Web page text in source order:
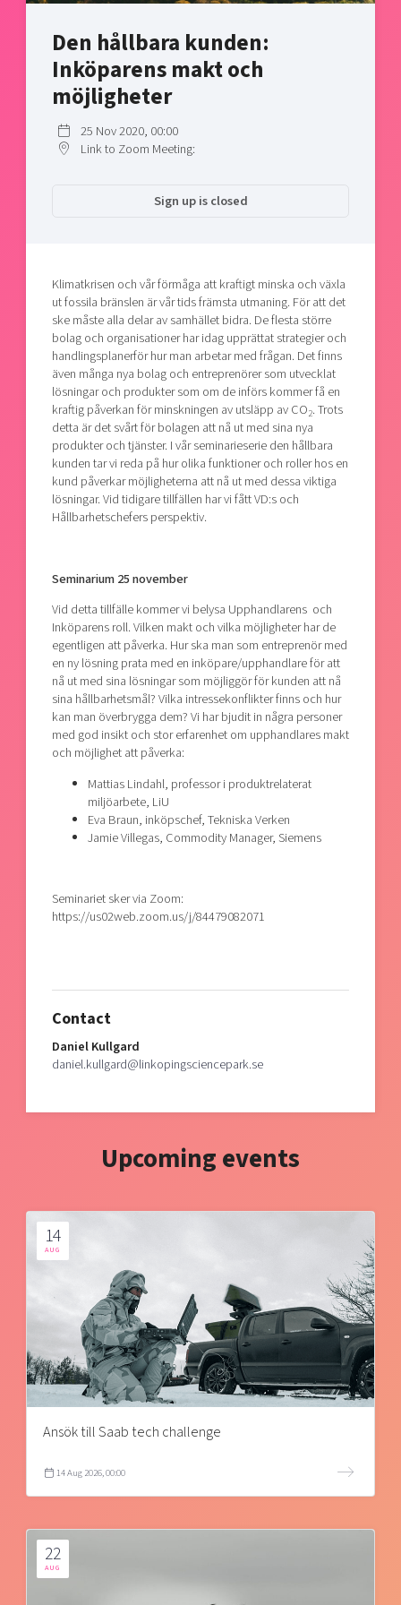
Bright East
East Sweden Tech Women
Reversed mentorship
Current offers and activities
Talent & skills
Startup & industry collaboration
Offers to boost your business
Projects
Publications
Project toolbox
Today's lunch in Mjärdevi
Den hållbara kunden:
Inköparens makt och
möjligheter
25 Nov 2020, 00:00
Link to Zoom Meeting:
Sign up is closed
Klimatkrisen och vår förmåga att kraftigt minska och växla
ut fossila bränslen är vår tids främsta utmaning. För att det
ske måste alla delar av samhället bidra. De flesta större
bolag och organisationer har idag upprättat strategier och
handlingsplanerför hur man arbetar med frågan. Det finns
även många nya bolag och entreprenörer som utvecklat
lösningar och produkter som om de införs kommer få en
kraftig påverkan för minskningen av utsläpp av CO2. Trots
detta är det svårt för bolagen att nå ut med sina nya
produkter och tjänster. I vår seminarieserie den hållbara
kunden tar vi reda på hur olika funktioner och roller hos en
kund påverkar möjligheterna att nå ut med dessa viktiga
lösningar. Vid tidigare tillfällen har vi fått VD:s och
Hållbarhetschefers perspektiv.
Seminarium 25 november
Vid detta tillfälle kommer vi belysa Upphandlarens och
Inköparens roll. Vilken makt och vilka möjligheter har de
egentligen att påverka. Hur ska man som entreprenör med
en ny lösning prata med en inköpare/upphandlare för att
nå ut med sina lösningar som möjliggör för kunden att nå
sina hållbarhetsmål? Vilka intressekonflikter finns och hur
kan man överbrygga dem? Vi har bjudit in några personer
med god insikt och stor erfarenhet om upphandlares makt
och möjlighet att påverka:
Mattias Lindahl, professor i produktrelaterat
miljöarbete, LiU
Eva Braun, inköpschef, Tekniska Verken
Jamie Villegas, Commodity Manager, Siemens
Seminariet sker via Zoom:
https://us02web.zoom.us/j/84479082071
Contact
Daniel Kullgard
daniel.kullgard@linkopingsciencepark.se
Upcoming events
14
AUG
Ansök till Saab tech challenge
14 Aug 2026, 00:00
22
AUG